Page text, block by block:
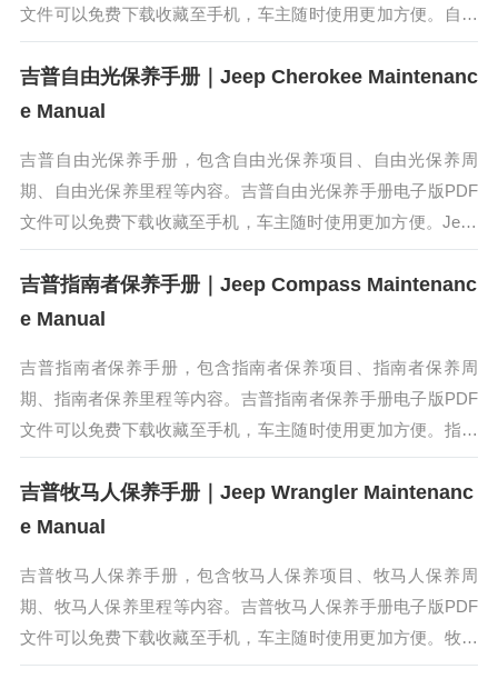
文件可以免费下载收藏至手机，车主随时使用更加方便。自由
客指的是Jeep品牌旗下一款偏重公路性能的城市型SUV，同时
也兼具Jeep品牌...
吉普自由光保养手册｜Jeep Cherokee Maintenanc
e Manual
吉普自由光保养手册，包含自由光保养项目、自由光保养周
期、自由光保养里程等内容。吉普自由光保养手册电子版PDF
文件可以免费下载收藏至手机，车主随时使用更加方便。Jeep
自由光是Jeep旗下一款中型SUV车型。Jeep自由光采用全新空
气动力学外...
吉普指南者保养手册｜Jeep Compass Maintenanc
e Manual
吉普指南者保养手册，包含指南者保养项目、指南者保养周
期、指南者保养里程等内容。吉普指南者保养手册电子版PDF
文件可以免费下载收藏至手机，车主随时使用更加方便。指南
者是Jeep专为年轻一族所精心打造的紧凑型SUV，Jeep指南者
在中国以外市场...
吉普牧马人保养手册｜Jeep Wrangler Maintenanc
e Manual
吉普牧马人保养手册，包含牧马人保养项目、牧马人保养周
期、牧马人保养里程等内容。吉普牧马人保养手册电子版PDF
文件可以免费下载收藏至手机，车主随时使用更加方便。牧马
人是克莱斯勒Jeep汽车型号，是吉普系列中最为强悍的品种,真